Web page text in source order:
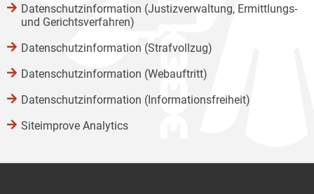
Datenschutzinformation (Justizverwaltung, Ermittlungs-
und Gerichtsverfahren)
Datenschutzinformation (Strafvollzug)
Datenschutzinformation (Webauftritt)
Datenschutzinformation (Informationsfreiheit)
Siteimprove Analytics